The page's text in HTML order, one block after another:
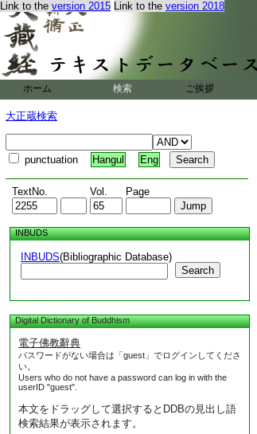
Link to the version 2015 Link to the version 2018
ホーム 検索 ご挨拶
大正蔵検索
punctuation Hangul Eng
TextNo. Vol. Page
INBUDS
INBUDS(Bibliographic Database)
Search
Digital Dictionary of Buddhism
電子佛教辭典
パスワードがない場合は「guest」でログインしてくださ
い。
Users who do not have a password can log in with the
userID "guest".
本文をドラッグして選択するとDDBの見出し語
検索結果が表示されます。